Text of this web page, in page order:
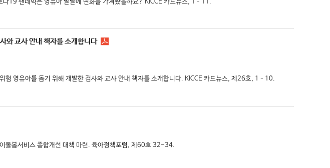
팬데믹은 영유아 발달에 변화를 가져왔을까요? KICCE 카드뉴스, 1–11.
와 교사 안내 책자를 소개합니다
영유아를 돕기 위해 개발한 검사와 교사 안내 책자를 소개합니다. KICCE 카드뉴스, 제26호, 1–10.
봄서비스 종합개선 대책 마련. 육아정책포럼, 제60호 32-34.